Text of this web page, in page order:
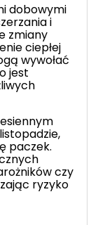
dobowymi
i
zmiany
ciepłej
wywołać
jest
paczek.
czy
ryzyko